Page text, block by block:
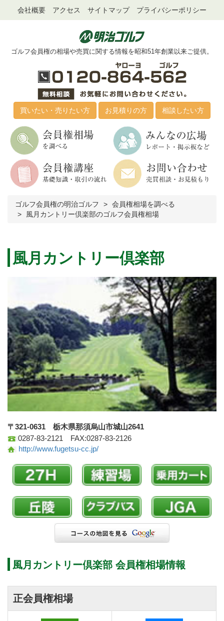
会社概要 アクセス サイトマップ プライバシーポリシー
ゴルフ会員権の相場や売買に関する情報を昭和51年創業以来ご提供。
買いたい・売りたい方 お見積りの方 相談したい方
ゴルフ会員権の明治ゴルフ
会員権相場を調べる
風月カントリー倶楽部のゴルフ会員権相場
風月カントリー倶楽部
〒321-0631 栃木県那須烏山市城山2641
0287-83-2121 FAX:0287-83-2126
http://www.fugetsu-cc.jp/
風月カントリー倶楽部 会員権相場情報
正会員権相場